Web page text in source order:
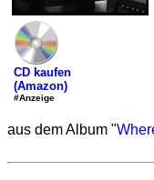
CD kaufen
(Amazon)
#Anzeige
aus dem Album "